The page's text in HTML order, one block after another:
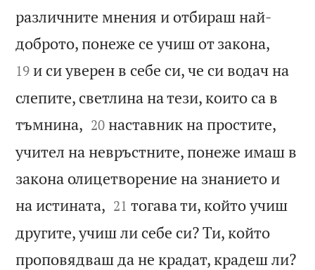
различните мнения и отбираш най-
доброто, понеже се учиш от закона,
19 и си уверен в себе си, че си водач на
слепите, светлина на тези, които са в
тъмнина, 

20 наставник на простите,
учител на невръстните, понеже имаш в
закона олицетворение на знанието и
на истината, 

21 тогава ти, който учиш
другите, учиш ли себе си? Ти, който
проповядваш да не крадат, крадеш ли?